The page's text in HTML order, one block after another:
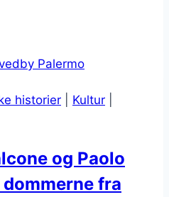
historier Kultur
og Paolo
fra